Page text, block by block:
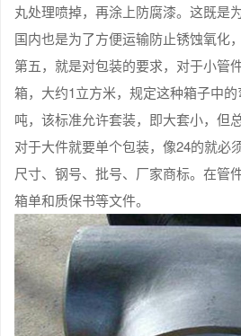
丸处理喷掉，再涂上防腐漆。这既是
国内也是为了方便运输防止锈蚀氧化
第五，就是对包装的要求，对于小管
箱，大约1立方米，规定这种箱子中
吨，该标准允许套装，即大套小，但
对于大件就要单个包装，像24的就必
尺寸、钢号、批号、厂家商标。在管
箱单和质保书等文件。